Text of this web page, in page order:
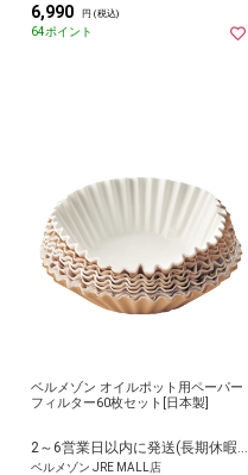
6,990 円 (税込)
64ポイント
ベルメゾン オイルポット用ペーパー
フィルター60枚セット[日本製]
2～6営業日以内に発送(長期休暇除く)
ベルメゾン JRE MALL店